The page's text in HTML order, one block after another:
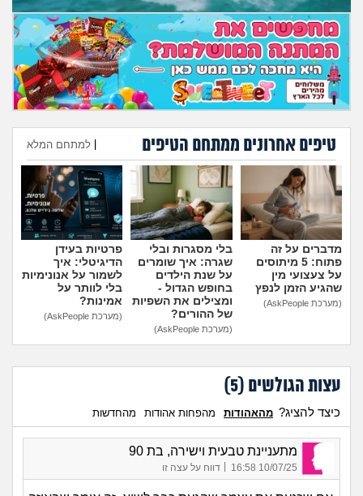
שומרים על הגוף
פיננסי וכלכלה
בין הסדינים
חיות מחמד
יוקר המחיה
גאווה
טיפים אחרונים ממתחם הטיפים למתחם המלא
הוספת טיפ
מדברים על זה
פתוח: 5 מיתוסים
על צעצועי מין
שהגיע הזמן לנפץ
(מערכת AskPeople)
בלי מסגרות ובלי
שגרה: איך שומרים
על שנת הילדים
בחופש הגדול -
ומצילים את השפיות
של ההורים?
(מערכת AskPeople)
פרטיות בעידן
הדיגיטלי: איך
לשמור על אנונימיות
בלי לוותר על
אמינות?
(מערכת AskPeople)
עצות הגולשים (5
)
כיצד להציג? מהאהודות מהפחות אהודות מהחדשות
מתעניינת טבעית וישירה, בת 90
10/07/25 16:58 דווח על עצה זו